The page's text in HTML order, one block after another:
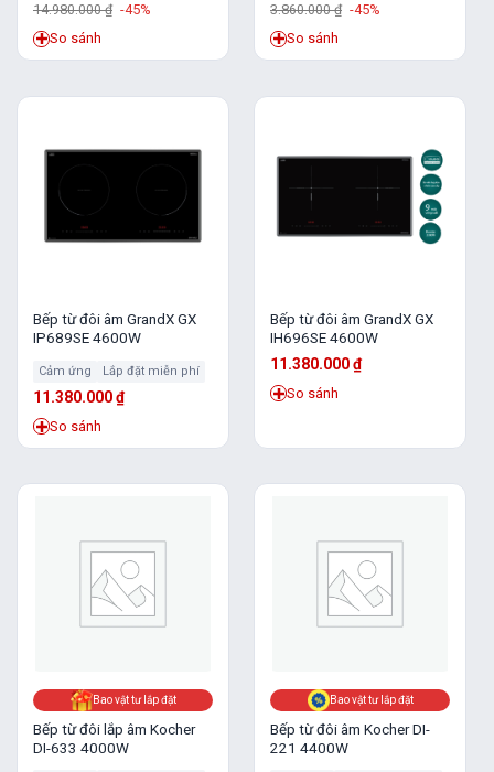
14.980.000₫ -45%
So sánh
3.860.000₫ -45%
So sánh
Bếp từ đôi âm GrandX GX
IP689SE 4600W
Cảm ứng Lắp đặt miễn phí
11.380.000₫
So sánh
Bếp từ đôi âm GrandX GX
IH696SE 4600W
11.380.000₫
So sánh
Bao vật tư lắp đặt
Bếp từ đôi lắp âm Kocher
DI-633 4000W
Bao vật tư lắp đặt
Bếp từ đôi âm Kocher DI-
221 4400W